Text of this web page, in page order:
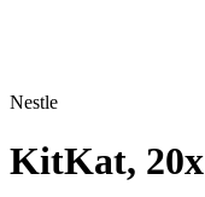
Nestle
KitKat,